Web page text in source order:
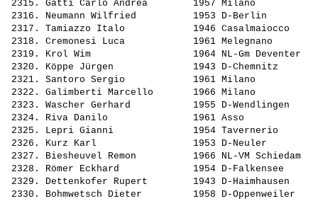
2315. Gatti Carlo Andrea
1957 Milano
2316. Neumann Wilfried
1953 D-Berlin
2317. Tamiazzo Italo
1946 Casalmaiocco
2318. Cremonesi Luca
1961 Melegnano
2319. Krol Wim
1964 NL-Gm
2320. Köppe Jürgen
1943 D-Chemnitz
2321. Santoro Sergio
1961 Milano
2322. Galimberti Marcello
1966 Milano
2323. Wascher Gerhard
1955 D-Wendlingen
2324. Riva Danilo
1961 Asso
2325. Lepri Gianni
1954 Tavernerio
2326. Kurz Karl
1953 D-Neuler
2327. Biesheuvel Remon
1966 NL-VM
2328. Römer Eckhard
1954 D-Falkensee
2329. Dettenkofer Rupert
1943 D-
2330. Bohmwetsch Dieter
1958 D-